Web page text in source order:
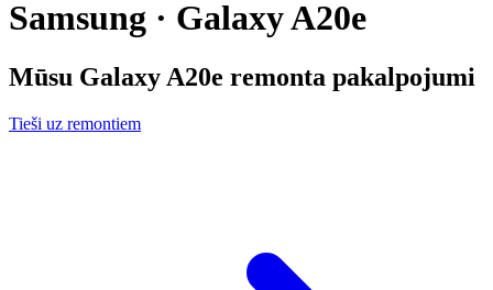
Samsung · Galaxy A20e
Mūsu Galaxy A20e remonta pakalpojumi
Tieši uz remontiem